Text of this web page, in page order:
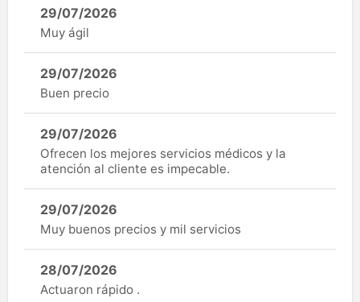
29/07/2026
Muy ágil
29/07/2026
Buen precio
29/07/2026
Ofrecen los mejores servicios médicos y la
atención al cliente es impecable.
29/07/2026
Muy buenos precios y mil servicios
28/07/2026
Actuaron rápido .